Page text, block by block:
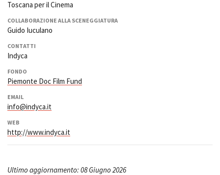
Toscana per il Cinema
COLLABORAZIONE ALLA SCENEGGIATURA
Guido Iuculano
CONTATTI
Indyca
FONDO
Piemonte Doc Film Fund
EMAIL
info@indyca.it
WEB
http://www.indyca.it
Ultimo aggiornamento: 08 Giugno 2026